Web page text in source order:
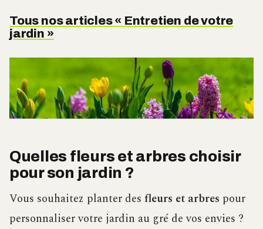
Tous nos articles « Entretien de votre
jardin »
Quelles fleurs et arbres choisir
pour son jardin ?
Vous souhaitez planter des fleurs et arbres pour
personnaliser votre jardin au gré de vos envies ?